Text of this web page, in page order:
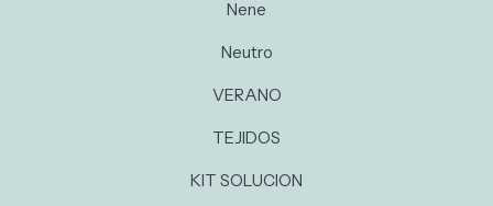
Nene
Neutro
VERANO
TEJIDOS
KIT SOLUCION